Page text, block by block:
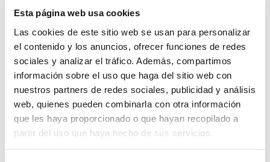
Esta página web usa cookies
Las cookies de este sitio web se usan para personalizar
el contenido y los anuncios, ofrecer funciones de redes
sociales y analizar el tráfico. Además, compartimos
información sobre el uso que haga del sitio web con
nuestros partners de redes sociales, publicidad y análisis
web, quienes pueden combinarla con otra información
que les haya proporcionado o que hayan recopilado a
partir del uso que haya hecho de sus servicios.
Alternativas a la financiación
tradicional
Además de las fuentes de financiamiento tradicionales,
existen alternativas que podrían adaptarse mejor a tu
startup. Elbootstrapping, por ejemplo, implica
autofinanciar tu proyecto utilizando recursos internos y
generando ingresos iniciales. El modelo